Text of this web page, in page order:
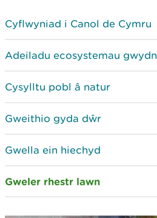
Cyflwyniad i Canol de Cymru
Adeiladu ecosystemau gwydn
Cysylltu pobl â natur
Gweithio gyda dŵr
Gwella ein hiechyd
Gweler rhestr lawn